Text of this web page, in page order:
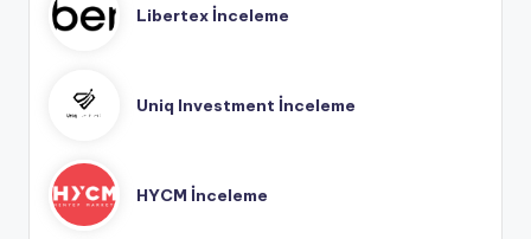
Libertex İnceleme
Uniq Investment İnceleme
HYCM İnceleme